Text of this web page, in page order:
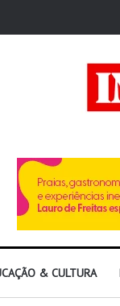
& CULTURA